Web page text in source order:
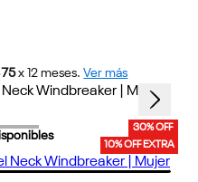
x 12 meses. Ver más
30% OFF
10% OFF EXTRA